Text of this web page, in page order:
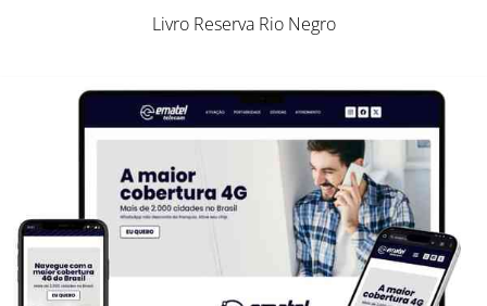
Livro Reserva Rio Negro